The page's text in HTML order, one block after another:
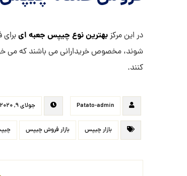
در این مرکزبهترین نوع چیپس جعبه ای
شوند، مخصوص خریدارانی می باشند که می
کنند.
Patato-admin جولای ۹, ۲۰۲۰
بازار چیپس بازار فروش چیپس